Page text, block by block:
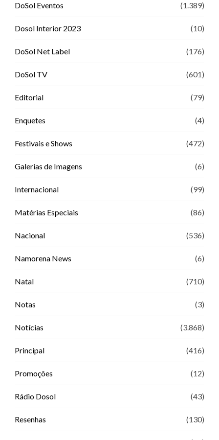
DoSol Eventos (1.389)
Dosol Interior 2023 (10)
DoSol Net Label (176)
DoSol TV (601)
Editorial (79)
Enquetes (4)
Festivais e Shows (472)
Galerias de Imagens (6)
Internacional (99)
Matérias Especiais (86)
Nacional (536)
Namorena News (6)
Natal (710)
Notas (3)
Notícias (3.868)
Principal (416)
Promoções (12)
Rádio Dosol (43)
Resenhas (130)